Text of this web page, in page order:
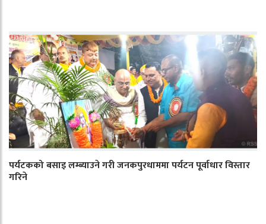
पर्यटकको बसाइ लम्ब्याउने गरी जनकपुरधाममा पर्यटन पूर्वाधार विस्तार
गरिने